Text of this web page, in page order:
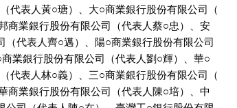
（代表人黃○瑭）、大○商業銀行股份有限公司（
邦商業銀行股份有限公司（代表人蔡○忠）、安
司（代表人齊○邁）、陽○商業銀行股份有限公司
○商業銀行股份有限公司（代表人劉○輝）、華○
（代表人林○義）、三○商業銀行股份有限公司（
華商業銀行股份有限公司（代表人陳○培）、中